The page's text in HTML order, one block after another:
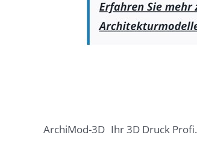
ArchiMod-3D Ihr 3D Druck Profi.